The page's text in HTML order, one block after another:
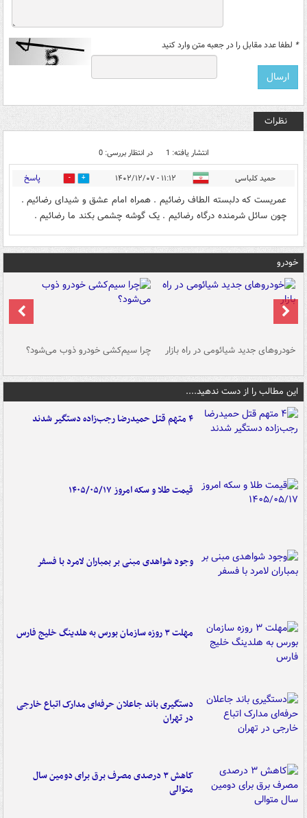
* لطفا عدد مقابل را در جعبه متن وارد کنید
نظرات
انتشار یافته: 1 در انتظار بررسی: 0
حمید کلباسی ۱۱:۱۲ - ۱۴۰۲/۱۲/۰۷ 5 پاسخ
عمریست که دلبسته الطاف رضائیم . همراه امام عشق و شیدای رضائیم .
چون سائل شرمنده درگاه رضائیم . یک گوشه چشمی بکند ما رضائیم .
خودرو
خودروهای جدید شیائومی در راه بازار چرا سیم‌کشی خودرو ذوب می‌شود؟
این مطالب را از دست ندهید....
۴ متهم قتل حمیدرضا رجب‌زاده دستگیر شدند
قیمت طلا و سکه امروز ۱۴۰۵/۰۵/۱۷
وجود شواهدی مبنی بر بمباران لامرد با فسفر
مهلت ۳ روزه سازمان بورس به هلدینگ خلیج فارس
دستگیری باند جاعلان حرفه‌ای مدارک اتباع خارجی
در تهران
کاهش ۳ درصدی مصرف برق برای دومین سال
متوالی